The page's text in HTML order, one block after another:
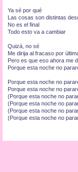
Ya sé por qué
Las cosas son distintas
No es el final
Todo esto va a cambiar
Quizá, no sé
Me dirija al fracaso por
Pero es que eso ahora me
Porque esta noche no
Porque esta noche no
Porque esta noche no
(Porque esta noche no
(Porque esta noche no
(Porque esta noche no
(Porque esta noche no